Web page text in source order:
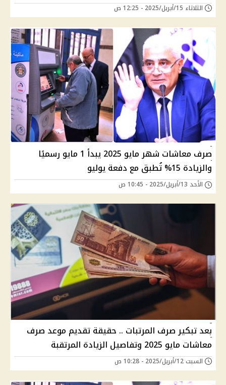
الثلاثاء 15/أبريل/2025 - 12:25 ص
صرف معاشات شهر مايو 2025 يبدأ 1 مايو رسميًا
والزيادة 15% تُطبق مع دفعة يوليو
الأحد 13/أبريل/2025 - 10:45 ص
بعد تبكير صرف المرتبات .. حقيقة تقديم موعد صرف
معاشات مايو 2025 وتفاصيل الزيادة المرتقبة
السبت 12/أبريل/2025 - 10:28 ص